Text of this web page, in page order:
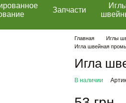
Запчасти
Главная Иглы
Игла швейная
Игла
В наличии